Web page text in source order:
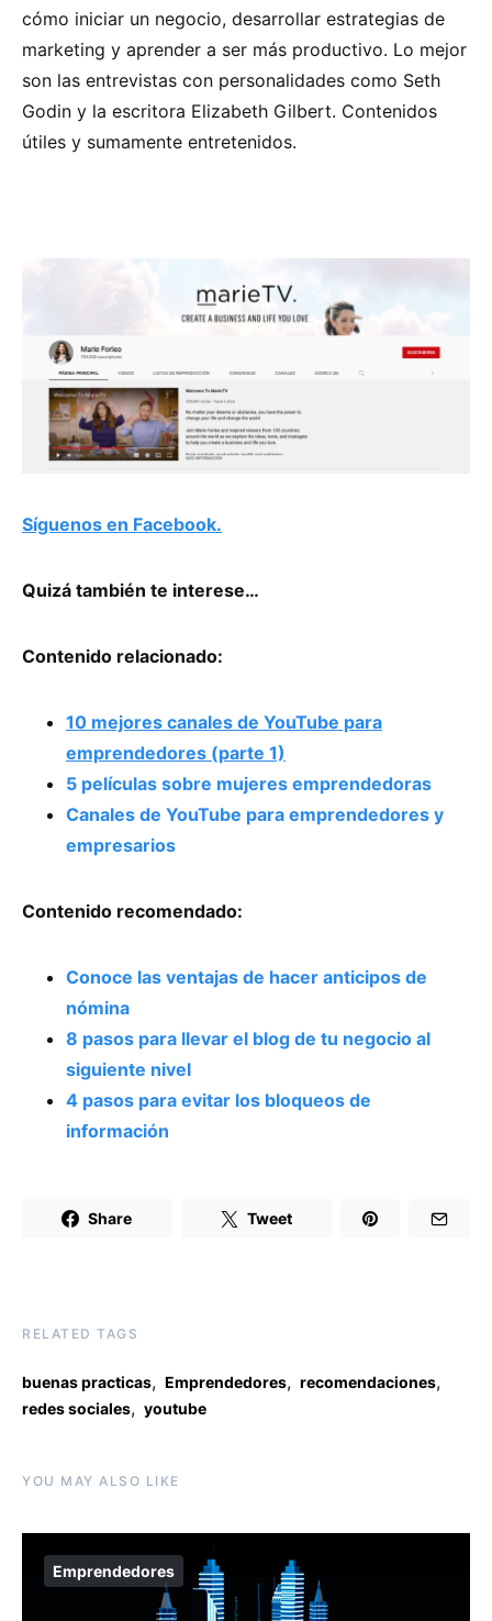
cómo iniciar un negocio, desarrollar estrategias de
marketing y aprender a ser más productivo. Lo mejor
son las entrevistas con personalidades como Seth
Godin y la escritora Elizabeth Gilbert. Contenidos
útiles y sumamente entretenidos.
Síguenos en Facebook.
Quizá también te interese…
Contenido relacionado:
10 mejores canales de YouTube para
emprendedores (parte 1)
5 películas sobre mujeres emprendedoras
Canales de YouTube para emprendedores y
empresarios
Contenido recomendado:
Conoce las ventajas de hacer anticipos de
nómina
8 pasos para llevar el blog de tu negocio al
siguiente nivel
4 pasos para evitar los bloqueos de
información
Share Tweet
RELATED TAGS
buenas practicas, Emprendedores, recomendaciones,
redes sociales, youtube
YOU MAY ALSO LIKE
Emprendedores